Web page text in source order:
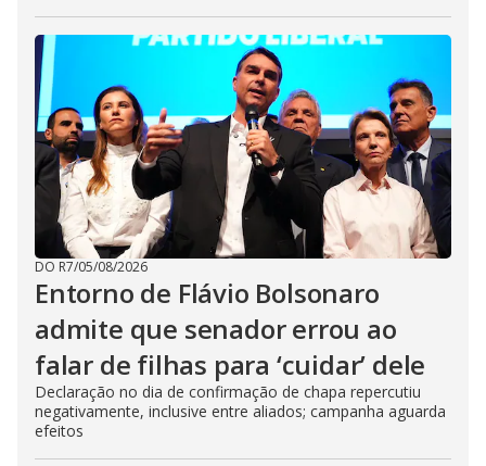
DO R7/05/08/2026
Entorno de Flávio Bolsonaro
admite que senador errou ao
falar de filhas para ‘cuidar’ dele
Declaração no dia de confirmação de chapa repercutiu
negativamente, inclusive entre aliados; campanha aguarda
efeitos